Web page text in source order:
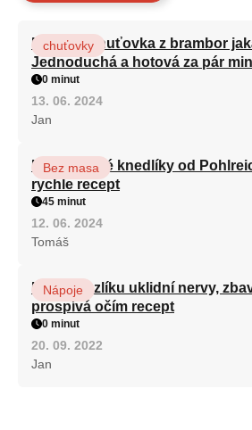
Nejlepší chuťovka z brambor
Jednoduchá a hotová za pár
chuťovky
0 minut
13. 06. 2024
Jan
Karlovarské knedlíky od
rychle recept
Bez masa
45 minut
12. 06. 2024
Tomáš
Kořen kozlíku uklidní nervy,
prospívá očím recept
Nápoje
0 minut
20. 09. 2022
Jan